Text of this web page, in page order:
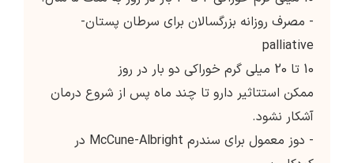
- مصرف روزانه بزرگسالان برای سرطان پستان-
palliative
10 تا 20 میلی گرم خوراکی دو بار در روز
ممکن استتاثیر دارو تا چند ماه پس از شروع درمان
آشکار نشود.
- دوز معمول برای سندرم McCune-Albright در